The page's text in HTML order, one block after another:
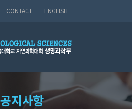
CONTACT ENGLISH
공지사항